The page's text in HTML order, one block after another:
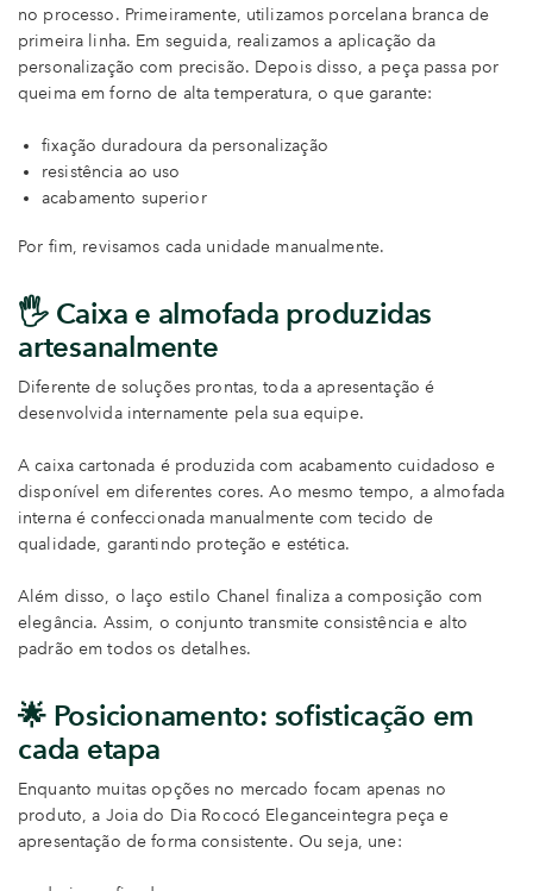
no processo. Primeiramente, utilizamos porcelana branca de
primeira linha. Em seguida, realizamos a aplicação da
personalização com precisão. Depois disso, a peça passa por
queima em forno de alta temperatura, o que garante:
fixação duradoura da personalização
resistência ao uso
acabamento superior
Por fim, revisamos cada unidade manualmente.
🖐️ Caixa e almofada produzidas
artesanalmente
Diferente de soluções prontas, toda a apresentação é
desenvolvida internamente pela sua equipe.
A caixa cartonada é produzida com acabamento cuidadoso e
disponível em diferentes cores. Ao mesmo tempo, a almofada
interna é confeccionada manualmente com tecido de
qualidade, garantindo proteção e estética.
Além disso, o laço estilo Chanel finaliza a composição com
elegância. Assim, o conjunto transmite consistência e alto
padrão em todos os detalhes.
🌟 Posicionamento: sofisticação em
cada etapa
Enquanto muitas opções no mercado focam apenas no
produto, a Joia do Dia Rococó Eleganceintegra peça e
apresentação de forma consistente. Ou seja, une: